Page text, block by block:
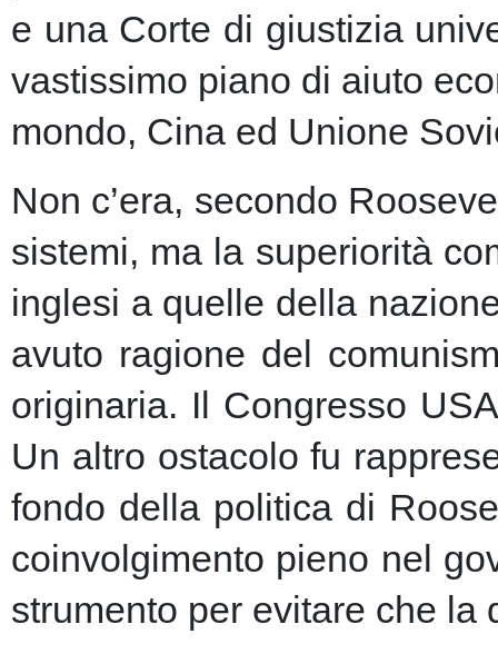
e una Corte di giustizia
vastissimo piano di aiuto
mondo, Cina ed Unione
Non c’era, secondo
sistemi, ma la superiorità
inglesi a quelle della
avuto ragione del
originaria. Il Congresso
Un altro ostacolo fu
fondo della politica di
coinvolgimento pieno nel
strumento per evitare che